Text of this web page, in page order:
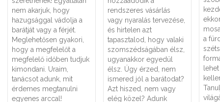
nem akarjuk, hogy
hazugsággal vádolja a
barátját vagy a férjét.
Meglehetősen gyakori,
hogy a megfelelőt a
megfelelő időben tudjuk
kimondani. Uraim,
tanácsot adunk, mit
érdemes megtanulni
egyenes arccal!
rendszeres vásárlás
vagy nyaralás tervezése,
és hirtelen azt
tapasztalod, hogy valaki
szomszédságában élsz,
ugyanakkor egyedül
élsz. Úgy érzed, nem
ismered jól a barátodat?
Azt hiszed, nem vagy
elég közel? Adunk
a